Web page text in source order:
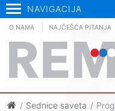
NAVIGACIJA
O NAMA NAJČEŠĆA PITANJA
Sednice saveta